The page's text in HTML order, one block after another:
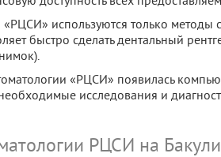
«РЦСИ» используются только
быстро сделать дентальный
«РЦСИ» появилась
исследования и
РЦСИ на